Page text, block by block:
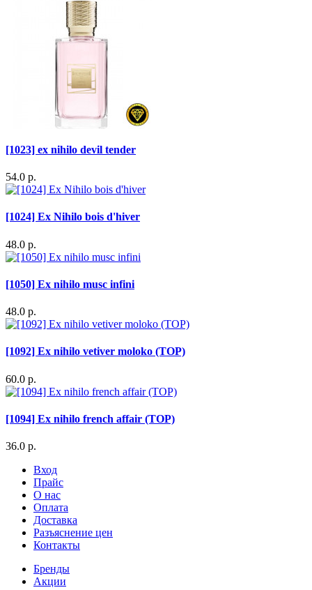
[1023] ex nihilo devil tender
54.0 р.
[1024] Ex Nihilo bois d'hiver
48.0 р.
[1050] Ex nihilo musc infini
48.0 р.
[1092] Ex nihilo vetiver moloko (TOP)
60.0 р.
[1094] Ex nihilo french affair (TOP)
36.0 р.
Вход
Прайс
О нас
Оплата
Доставка
Разъяснение цен
Контакты
Бренды
Акции